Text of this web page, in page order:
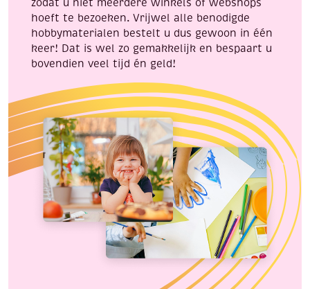
zodat u niet meerdere winkels of webshops
hoeft te bezoeken. Vrijwel alle benodigde
hobbymaterialen bestelt u dus gewoon in één
keer! Dat is wel zo gemakkelijk en bespaart u
bovendien veel tijd én geld!